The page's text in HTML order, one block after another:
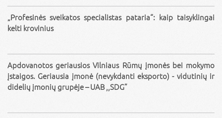
„Profesinės sveikatos specialistas pataria“: kaip taisyklingai
kelti krovinius
Apdovanotos geriausios Vilniaus Rūmų įmonės bei mokymo
įstaigos. Geriausia įmonė (nevykdanti eksporto) - vidutinių ir
didelių įmonių grupėje – UAB ,,SDG”